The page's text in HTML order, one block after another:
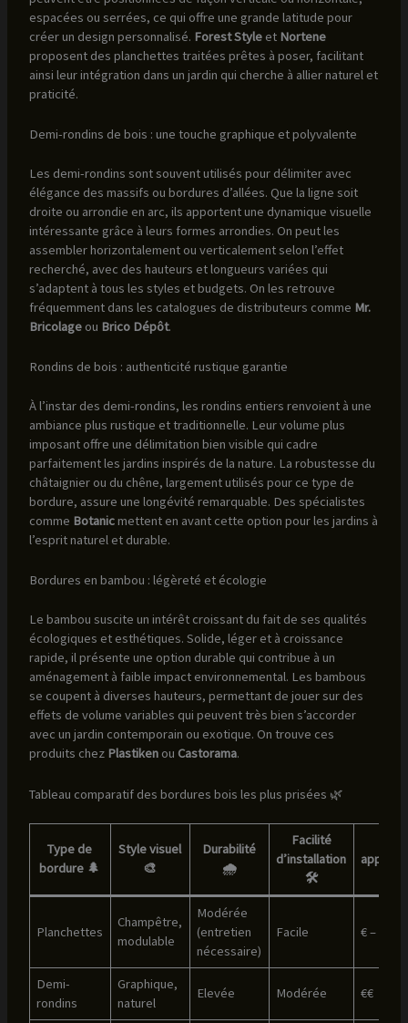
espacées ou serrées, ce qui offre une grande latitude pour
créer un design personnalisé. Forest Styleet Nortene
proposent des planchettes traitées prêtes à poser, facilitant
ainsi leur intégration dans un jardin qui cherche à allier naturel et
praticité.
Demi-rondins de bois : une touche graphique et polyvalente
Les demi-rondins sont souvent utilisés pour délimiter avec
élégance des massifs ou bordures d’allées. Que la ligne soit
droite ou arrondie en arc, ils apportent une dynamique visuelle
intéressante grâce à leurs formes arrondies. On peut les
assembler horizontalement ou verticalement selon l’effet
recherché, avec des hauteurs et longueurs variées qui
s’adaptent à tous les styles et budgets. On les retrouve
fréquemment dans les catalogues de distributeurs comme Mr.
Bricolageou Brico Dépôt.
Rondins de bois : authenticité rustique garantie
À l’instar des demi-rondins, les rondins entiers renvoient à une
ambiance plus rustique et traditionnelle. Leur volume plus
imposant offre une délimitation bien visible qui cadre
parfaitement les jardins inspirés de la nature. La robustesse du
châtaignier ou du chêne, largement utilisés pour ce type de
bordure, assure une longévité remarquable. Des spécialistes
comme Botanicmettent en avant cette option pour les jardins à
l’esprit naturel et durable.
Bordures en bambou : légèreté et écologie
Le bambou suscite un intérêt croissant du fait de ses qualités
écologiques et esthétiques. Solide, léger et à croissance
rapide, il présente une option durable qui contribue à un
aménagement à faible impact environnemental. Les bambous
se coupent à diverses hauteurs, permettant de jouer sur des
effets de volume variables qui peuvent très bien s’accorder
avec un jardin contemporain ou exotique. On trouve ces
produits chez Plastikenou Castorama.
Tableau comparatif des bordures bois les plus prisées 🌿
Type de
bordure 🌲
Style visuel
🎨
Durabilité
🌧️
Facilité
d’installation
🛠️
Planchettes
Champêtre,
modulable
Modérée
(entretien
nécessaire)
Facile € – €€
Demi-
rondins
Graphique,
naturel
Elevée Modérée €€